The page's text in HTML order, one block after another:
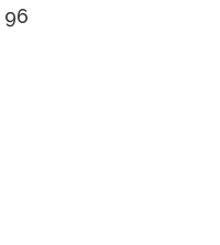
96